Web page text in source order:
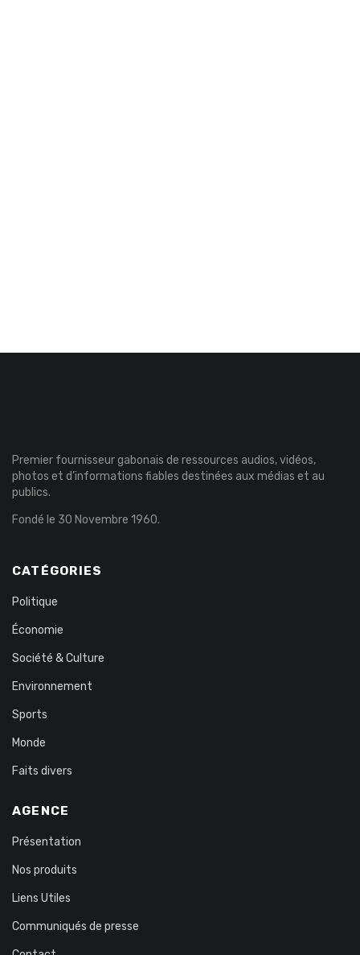
Premier fournisseur gabonais de ressources audios, vidéos,
photos et d’informations fiables destinées aux médias et au
publics.
Fondé le 30 Novembre 1960.
CATÉGORIES
Politique
Économie
Société & Culture
Environnement
Sports
Monde
Faits divers
AGENCE
Présentation
Nos produits
Liens Utiles
Communiqués de presse